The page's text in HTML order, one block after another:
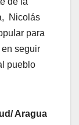
Nicolás
para
seguir
pueblo
Aragua